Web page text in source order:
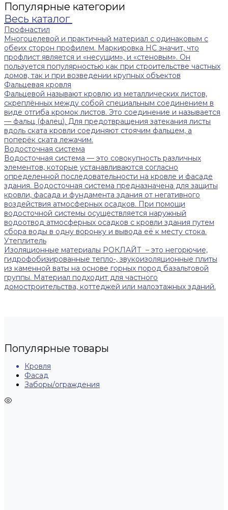
Популярные категории
Весь каталог
Профнастил
Многоцелевой и практичный материал с одинаковым с
обеих сторон профилем. Маркировка НС значит, что
профлист является и «несущим», и «стеновым». Он
пользуется популярностью как при строительстве частных
домов, так и при возведении крупных объектов
Фальцевая кровля
Фальцевой называют кровлю из металлических листов,
скреплённых между собой специальным соединением в
виде отгиба кромок листов. Это соединение и называется
— фальц (фалец). Для предотвращения затекания листы
вдоль ската кровли соединяют стоячим фальцем, а
поперёк ската лежачим.
Водосточная система
Водосточная система — это совокупность различных
элементов, которые устанавливаются согласно
определенной последовательности на кровле и фасаде
здания. Водосточная система предназначена для защиты
кровли, фасада и фундамента здания от негативного
воздействия атмосферных осадков. При помощи
водосточной системы осуществляется наружный
водоотвод атмосферных осадков с кровли здания путем
сбора воды в одну воронку и вывода её к месту стока.
Утеплитель
Изоляционные материалы РОКЛАЙТ – это негорючие,
гидрофобизированные тепло-, звукоизоляционные плиты
из каменной ваты на основе горных пород базальтовой
группы. Материал подходит для частного
домостроительства, коттеджей или малоэтажных зданий.
Популярные товары
Кровля
Фасад
Заборы/ограждения